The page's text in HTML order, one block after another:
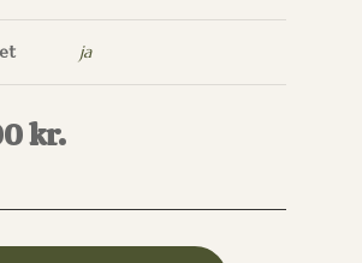
ja
kr.